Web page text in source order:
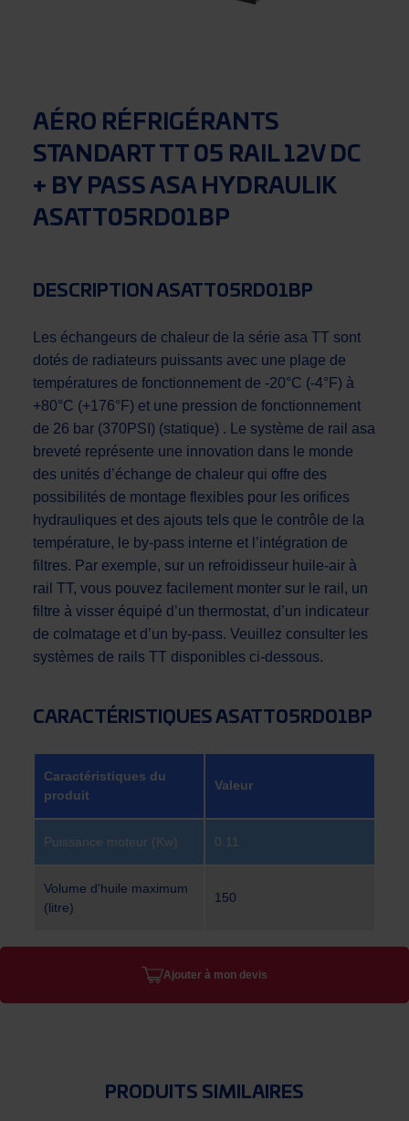
AÉRO RÉFRIGÉRANTS
STANDART TT 05 RAIL 12V DC
+ BY PASS ASA HYDRAULIK
ASATT05RD01BP
DESCRIPTION ASATT05RD01BP
Les échangeurs de chaleur de la série asa TT sont
dotés de radiateurs puissants avec une plage de
températures de fonctionnement de -20°C (-4°F) à
+80°C (+176°F) et une pression de fonctionnement
de 26 bar (370PSI) (statique) . Le système de rail asa
breveté représente une innovation dans le monde
des unités d’échange de chaleur qui offre des
possibilités de montage flexibles pour les orifices
hydrauliques et des ajouts tels que le contrôle de la
température, le by-pass interne et l’intégration de
filtres. Par exemple, sur un refroidisseur huile-air à
rail TT, vous pouvez facilement monter sur le rail, un
filtre à visser équipé d’un thermostat, d’un indicateur
de colmatage et d’un by-pass. Veuillez consulter les
systèmes de rails TT disponibles ci-dessous.
CARACTÉRISTIQUES ASATT05RD01BP
Caractéristiques du
produit
Valeur
Puissance moteur (Kw) 0.11
Volume d'huile maximum
(litre)
150
Ajouter à mon devis
PRODUITS SIMILAIRES